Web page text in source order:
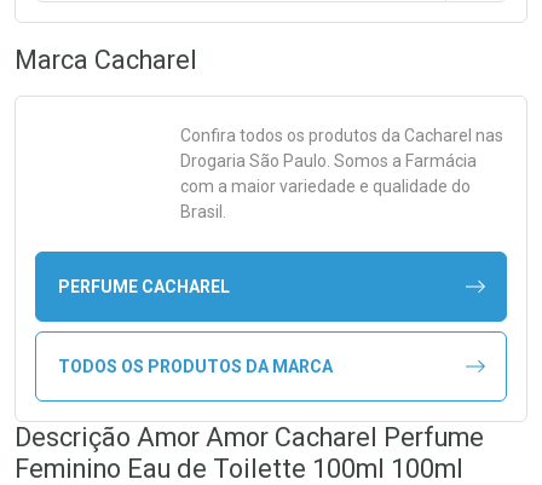
Marca Cacharel
Confira todos os produtos da Cacharel nas
Drogaria São Paulo. Somos a Farmácia
com a maior variedade e qualidade do
Brasil.
PERFUME CACHAREL
TODOS OS PRODUTOS DA MARCA
Descrição Amor Amor Cacharel Perfume
Feminino Eau de Toilette 100ml 100ml